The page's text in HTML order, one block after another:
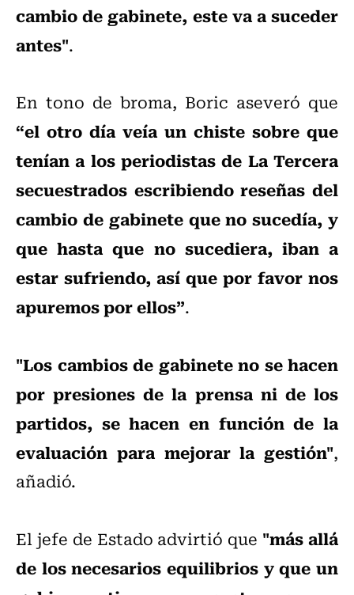
cambio de gabinete, este va a suceder
antes".
En tono de broma, Boric aseveró que
“el otro día veía un chiste sobre que
tenían a los periodistas de La Tercera
secuestrados escribiendo reseñas del
cambio de gabinete que no sucedía, y
que hasta que no sucediera, iban a
estar sufriendo, así que por favor nos
apuremos por ellos”.
"Los cambios de gabinete no se hacen
por presiones de la prensa ni de los
partidos, se hacen en función de la
evaluación para mejorar la gestión",
añadió.
El jefe de Estado advirtió que "más allá
de los necesarios equilibrios y que un